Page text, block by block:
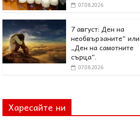
07.08.2026
7 август: Ден на
необвързаните“ или
„Ден на самотните
сърца“.
07.08.2026
Харесайте ни